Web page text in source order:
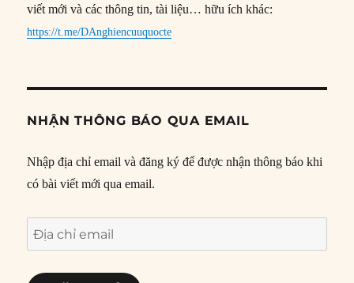
viết mới và các thông tin, tài liệu… hữu ích khác:
https://t.me/DAnghiencuuquocte
NHẬN THÔNG BÁO QUA EMAIL
Nhập địa chỉ email và đăng ký để được nhận thông báo khi
có bài viết mới qua email.
Địa
chỉ
email